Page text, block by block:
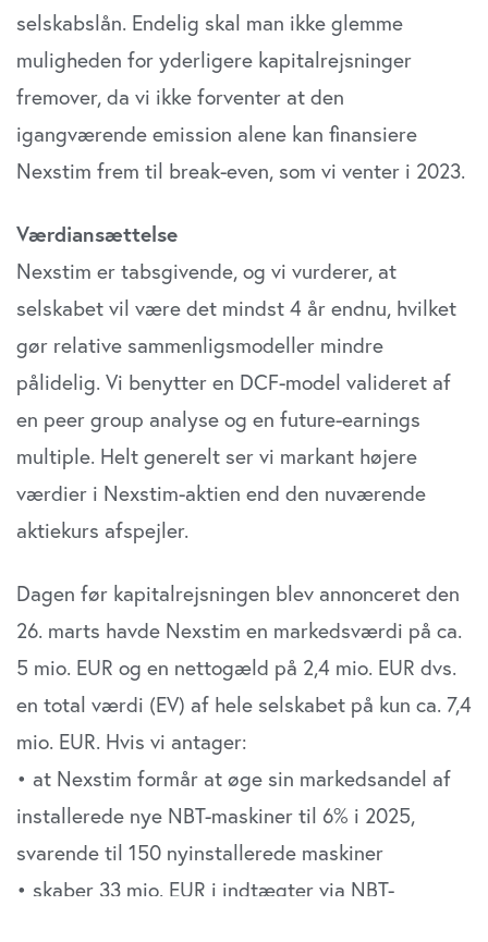
selskabslån. Endelig skal man ikke glemme
muligheden for yderligere kapitalrejsninger
fremover, da vi ikke forventer at den
igangværende emission alene kan finansiere
Nexstim frem til break-even, som vi venter i 2023.
Værdiansættelse
Nexstim er tabsgivende, og vi vurderer, at
selskabet vil være det mindst 4 år endnu, hvilket
gør relative sammenligsmodeller mindre
pålidelig. Vi benytter en DCF-model valideret af
en peer group analyse og en future-earnings
multiple. Helt generelt ser vi markant højere
værdier i Nexstim-aktien end den nuværende
aktiekurs afspejler.
Dagen før kapitalrejsningen blev annonceret den
26. marts havde Nexstim en markedsværdi på ca.
5 mio. EUR og en nettogæld på 2,4 mio. EUR dvs.
en total værdi (EV) af hele selskabet på kun ca. 7,4
mio. EUR. Hvis vi antager:
• at Nexstim formår at øge sin markedsandel af
installerede nye NBT-maskiner til 6% i 2025,
svarende til 150 nyinstallerede maskiner
• skaber 33 mio. EUR i indtægter via NBT-